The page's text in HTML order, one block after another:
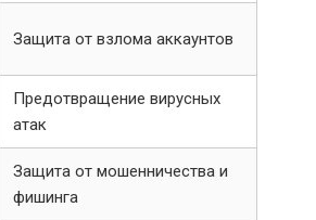
Защита от взлома аккаунтов
Предотвращение вирусных
атак
Защита от мошенничества и
фишинга